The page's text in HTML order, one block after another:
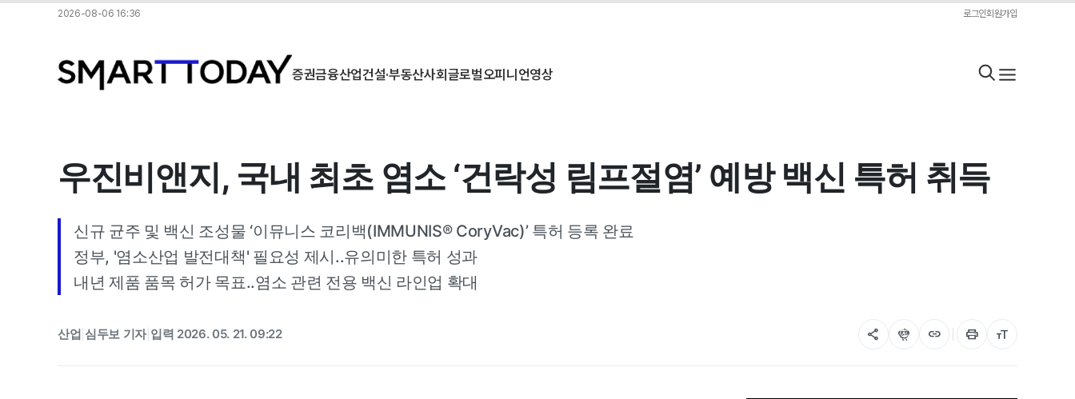
2026-08-06 16:36 로그인회원가입
증권금융산업건설·부동산사회글로벌오피니언영상
우진비앤지, 국내 최초 염소 ‘건락성 림프절염’ 예방 백신 특허 취득
신규 균주 및 백신 조성물 ‘이뮤니스 코리백(IMMUNIS® CoryVac)’ 특허 등록 완료
정부, '염소산업 발전대책' 필요성 제시..유의미한 특허 성과
내년 제품 품목 허가 목표..염소 관련 전용 백신 라인업 확대
산업 심두보 기자| 입력 2026. 05. 21. 09:22 share flutter_dash link print format_size